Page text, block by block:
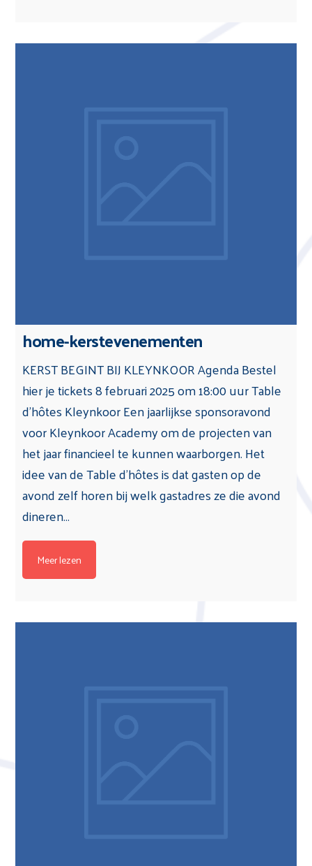
home-kerstevenementen
KERST BEGINT BIJ KLEYNKOOR Agenda Bestel
hier je tickets 8 februari 2025 om 18:00 uur Table
d’hôtes Kleynkoor Een jaarlijkse sponsoravond
voor Kleynkoor Academy om de projecten van
het jaar financieel te kunnen waarborgen. Het
idee van de Table d’hôtes is dat gasten op de
avond zelf horen bij welk gastadres ze die avond
dineren…
Meer lezen